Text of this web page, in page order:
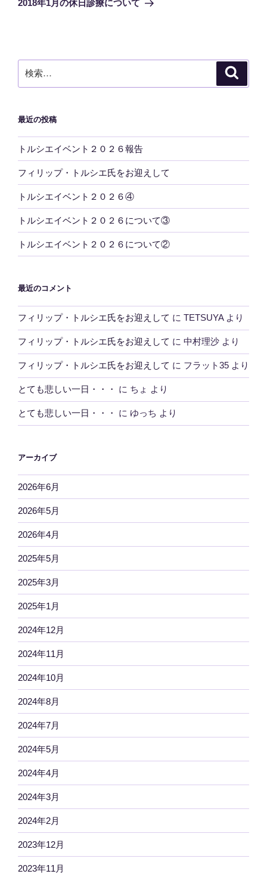
ン
2018年1月の休日診療について
索:
最近の投稿
トルシエイベント２０２６報告
フィリップ・トルシエ氏をお迎えして
トルシエイベント２０２６④
トルシエイベント２０２６について③
トルシエイベント２０２６について②
最近のコメント
フィリップ・トルシエ氏をお迎えして に TETSUYAより
フィリップ・トルシエ氏をお迎えして に 中村理沙 より
フィリップ・トルシエ氏をお迎えして に フラット35 より
とても悲しい一日・・・ に ちょ より
とても悲しい一日・・・ に ゆっち より
アーカイブ
2026年6月
2026年5月
2026年4月
2025年5月
2025年3月
2025年1月
2024年12月
2024年11月
2024年10月
2024年8月
2024年7月
2024年5月
2024年4月
2024年3月
2024年2月
2023年12月
2023年11月